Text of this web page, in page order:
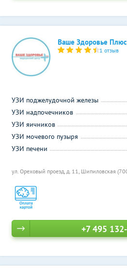
Ваше Здоровье Плюс
1 отзыв
ул. Ореховый проезд, д. 11, Шипиловская
УЗИ поджелудочной железы
УЗИ надпочечников
УЗИ яичников
УЗИ мочевого пузыря
УЗИ печени
+7 495